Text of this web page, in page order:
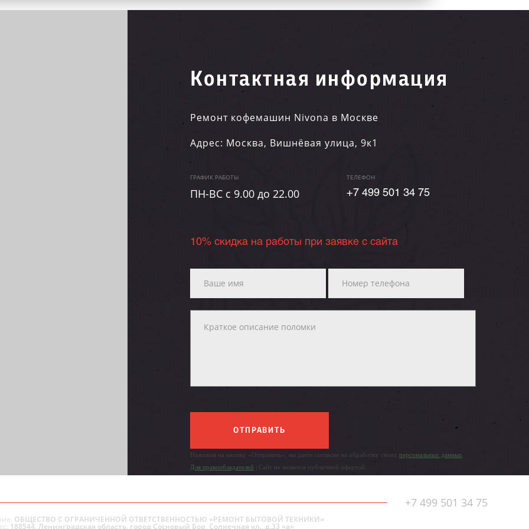
Контактная информация
Ремонт кофемашин Nivona в Москве
Адрес: Москва, Вишнёвая улица, 9к1
ГРАФИК РАБОТЫ
ПН-ВC c 9.00 до 22.00
ТЕЛЕФОН
+7 499 501 34 75
10% скидка на работы при заявке с сайта
ОТПРАВИТЬ
Нажимая на кнопку «Отправить», вы даете согласие на обработку своих персональных данных
Для правообладателей | Сайт не является публичной офертой.
+7 499 501 34 75
ОБЩЕСТВО С ОГРАНИЧЕННОЙ ОТВЕТСТВЕННОСТЬЮ «РЕМОНТ БЫТОВОЙ ТЕХНИКИ»
188544, Ленинградская область, город Сосновый Бор, Солнечная ул., д.33 «а»